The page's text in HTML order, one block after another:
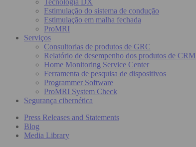
Estimulação do sistema de condução
Estimulação em malha fechada
ProMRI
Serviços
Consultorias de produtos de GRC
Relatório de desempenho dos produtos de CRM
Home Monitoring Service Center
Ferramenta de pesquisa de dispositivos
Programmer Software
ProMRI System Check
Segurança cibernética
Press Releases and Statements
Blog
Media Library